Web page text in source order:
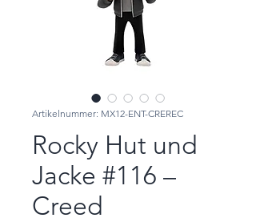
Artikelnummer: MX12-ENT-CREREC
Rocky Hut und
Jacke #116 –
Creed